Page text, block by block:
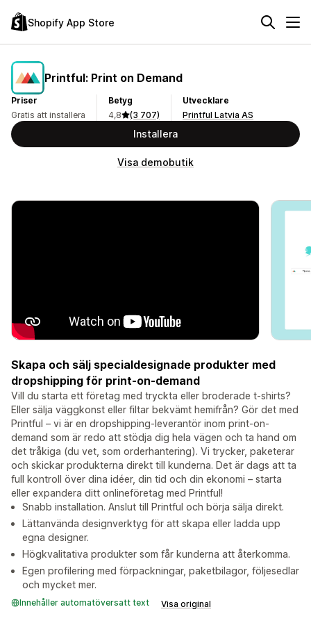
Shopify App Store
Printful: Print on Demand
Priser
Gratis att installera
Betyg
4,8
(3 707)
Utvecklare
Printful Latvia AS
Installera
Visa demobutik
Skapa och sälj specialdesignade produkter med
dropshipping för print-on-demand
Vill du starta ett företag med tryckta eller broderade t-shirts?
Eller sälja väggkonst eller filtar bekvämt hemifrån? Gör det med
Printful – vi är en dropshipping-leverantör inom print-on-
demand som är redo att stödja dig hela vägen och ta hand om
det tråkiga (du vet, som orderhantering). Vi trycker, paketerar
och skickar produkterna direkt till kunderna. Det är dags att ta
full kontroll över dina idéer, din tid och din ekonomi – starta
eller expandera ditt onlineföretag med Printful!
Snabb installation. Anslut till Printful och börja sälja direkt.
Lättanvända designverktyg för att skapa eller ladda upp
egna designer.
Högkvalitativa produkter som får kunderna att återkomma.
Egen profilering med förpackningar, paketbilagor, följesedlar
och mycket mer.
Innehåller automatöversatt text Visa original